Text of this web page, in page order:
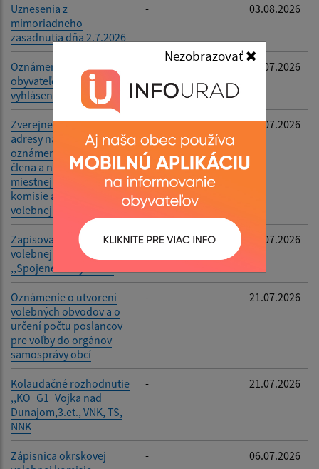
Nezobrazovať
Filtrovať
Uznesenia z
mimoriadneho
zasadnutia dňa 2.7.2026
- 03.08.2026
Oznámenie o počte
obyvateľov ku dňu
vyhlásenia volieb
30.07.2026
Zverejnenie e-mailovej
adresy na doručenie
oznámenia o delegovaní
člena a náhradníka
miestnej volebnej
komisie a okrskovej
volebnej komisie
- 23.07.2026
Zapisovateľ miestnej
volebnej komisie
,,Spojené voľby 2026"
- 23.07.2026
Oznámenie o utvorení
volebných obvodov a o
určení počtu poslancov
pre voľby do orgánov
samosprávy obcí
- 21.07.2026
Kolaudačné rozhodnutie
,,KO_G1_Vojka nad
Dunajom,3.et., VNK, TS,
NNK
- 21.07.2026
Zápisnica okrskovej
- 06.07.2026